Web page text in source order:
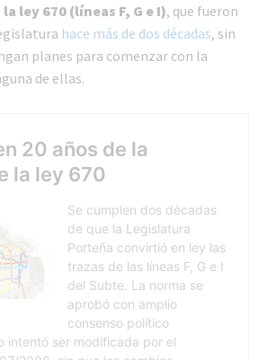
ley 670 (líneas F, G e I), que fueron
hace más de dos décadas, sin
planes para comenzar con la
de ellas.